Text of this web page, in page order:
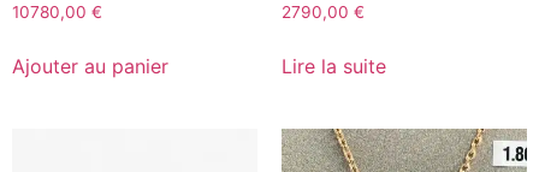
10780,00 €
Ajouter au panier
2790,00 €
Lire la suite